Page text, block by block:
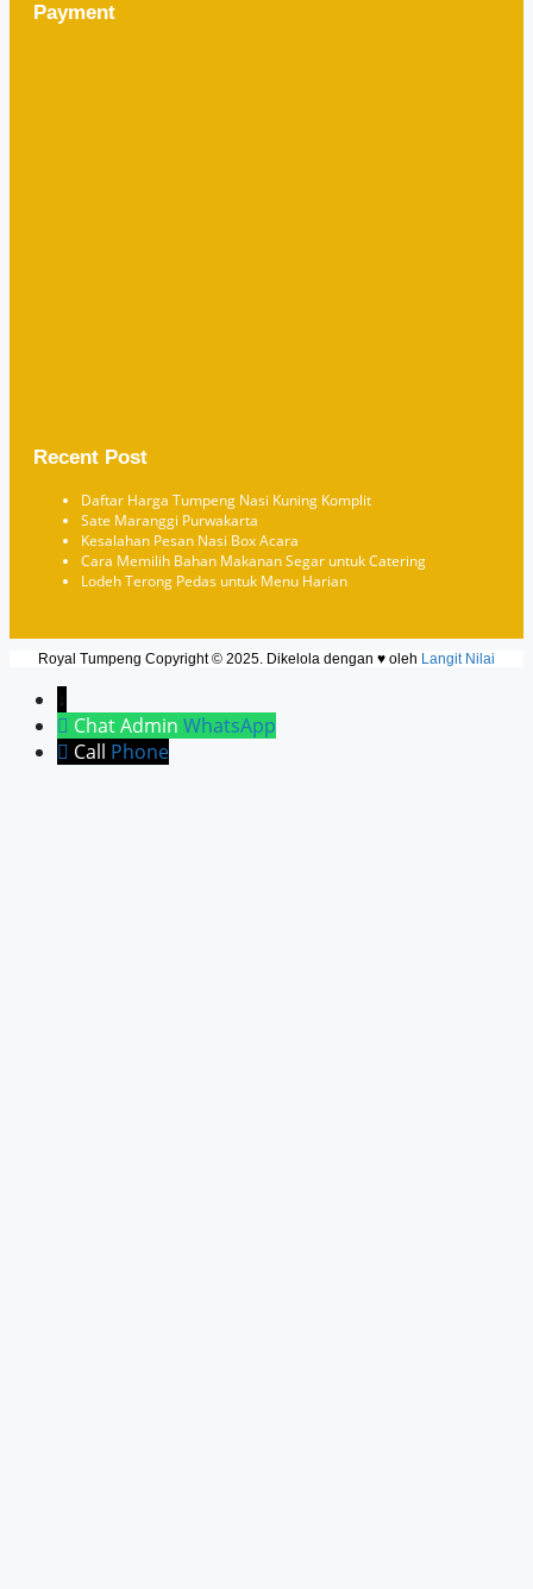
Payment
Recent Post
Daftar Harga Tumpeng Nasi Kuning Komplit
Sate Maranggi Purwakarta
Kesalahan Pesan Nasi Box Acara
Cara Memilih Bahan Makanan Segar untuk Catering
Lodeh Terong Pedas untuk Menu Harian
Royal Tumpeng Copyright © 2025. Dikelola dengan ♥ oleh Langit Nilai
↓
Chat Admin WhatsApp
Call Phone